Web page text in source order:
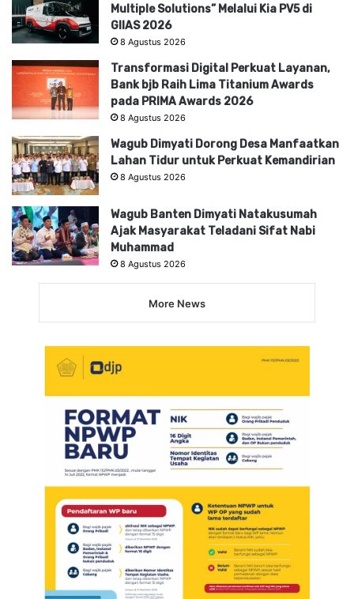
Multiple Solutions” Melalui Kia PV5 di
GIIAS 2026
8 Agustus 2026
Transformasi Digital Perkuat Layanan,
Bank bjb Raih Lima Titanium Awards
pada PRIMA Awards 2026
8 Agustus 2026
Wagub Dimyati Dorong Desa Manfaatkan
Lahan Tidur untuk Perkuat Kemandirian
8 Agustus 2026
Wagub Banten Dimyati Natakusumah
Ajak Masyarakat Teladani Sifat Nabi
Muhammad
8 Agustus 2026
More News